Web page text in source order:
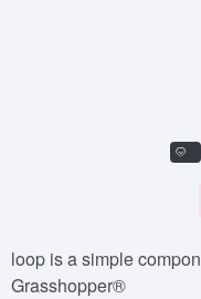
loop is a simple
Grasshopper®